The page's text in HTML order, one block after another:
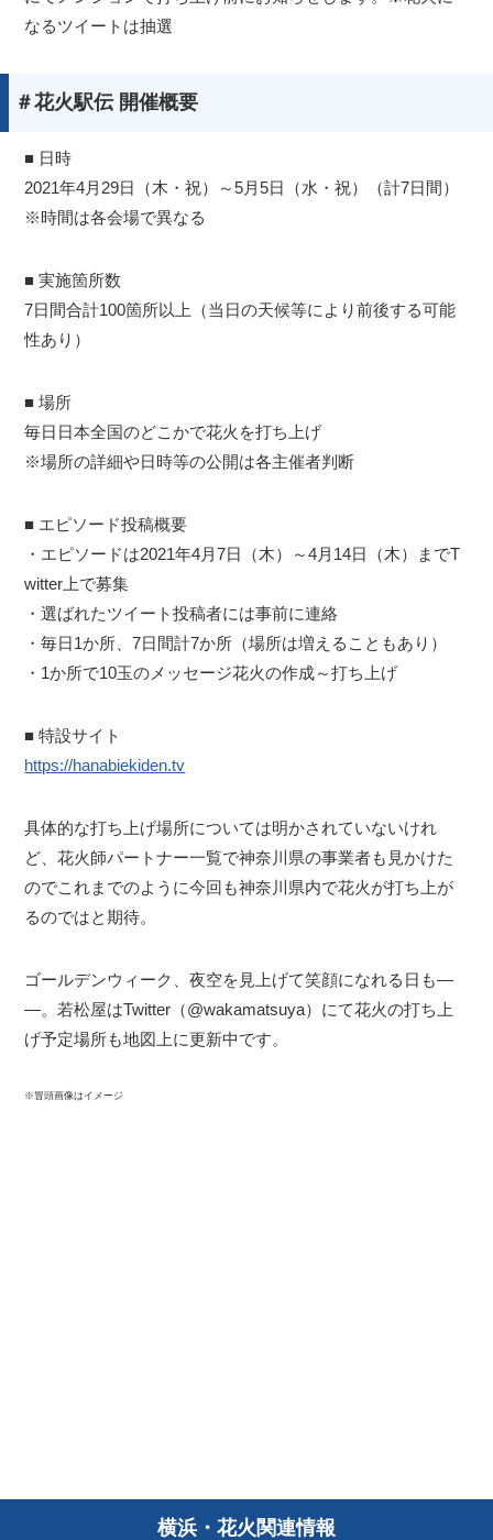
なるツイートは抽選
＃花火駅伝 開催概要
■ 日時
2021年4月29日（木・祝）～5月5日（水・祝）（計7日間）
※時間は各会場で異なる
■ 実施箇所数
7日間合計100箇所以上（当日の天候等により前後する可能
性あり）
■ 場所
毎日日本全国のどこかで花火を打ち上げ
※場所の詳細や日時等の公開は各主催者判断
■ エピソード投稿概要
・エピソードは2021年4月7日（木）～4月14日（木）までT
witter上で募集
・選ばれたツイート投稿者には事前に連絡
・毎日1か所、7日間計7か所（場所は増えることもあり）
・1か所で10玉のメッセージ花火の作成～打ち上げ
■ 特設サイト
https://hanabiekiden.tv
具体的な打ち上げ場所については明かされていないけれ
ど、花火師パートナー一覧で神奈川県の事業者も見かけた
のでこれまでのように今回も神奈川県内で花火が打ち上が
るのではと期待。
ゴールデンウィーク、夜空を見上げて笑顔になれる日も―
―。若松屋はTwitter（@wakamatsuya）にて花火の打ち上
げ予定場所も地図上に更新中です。
※冒頭画像はイメージ
横浜・花火関連情報